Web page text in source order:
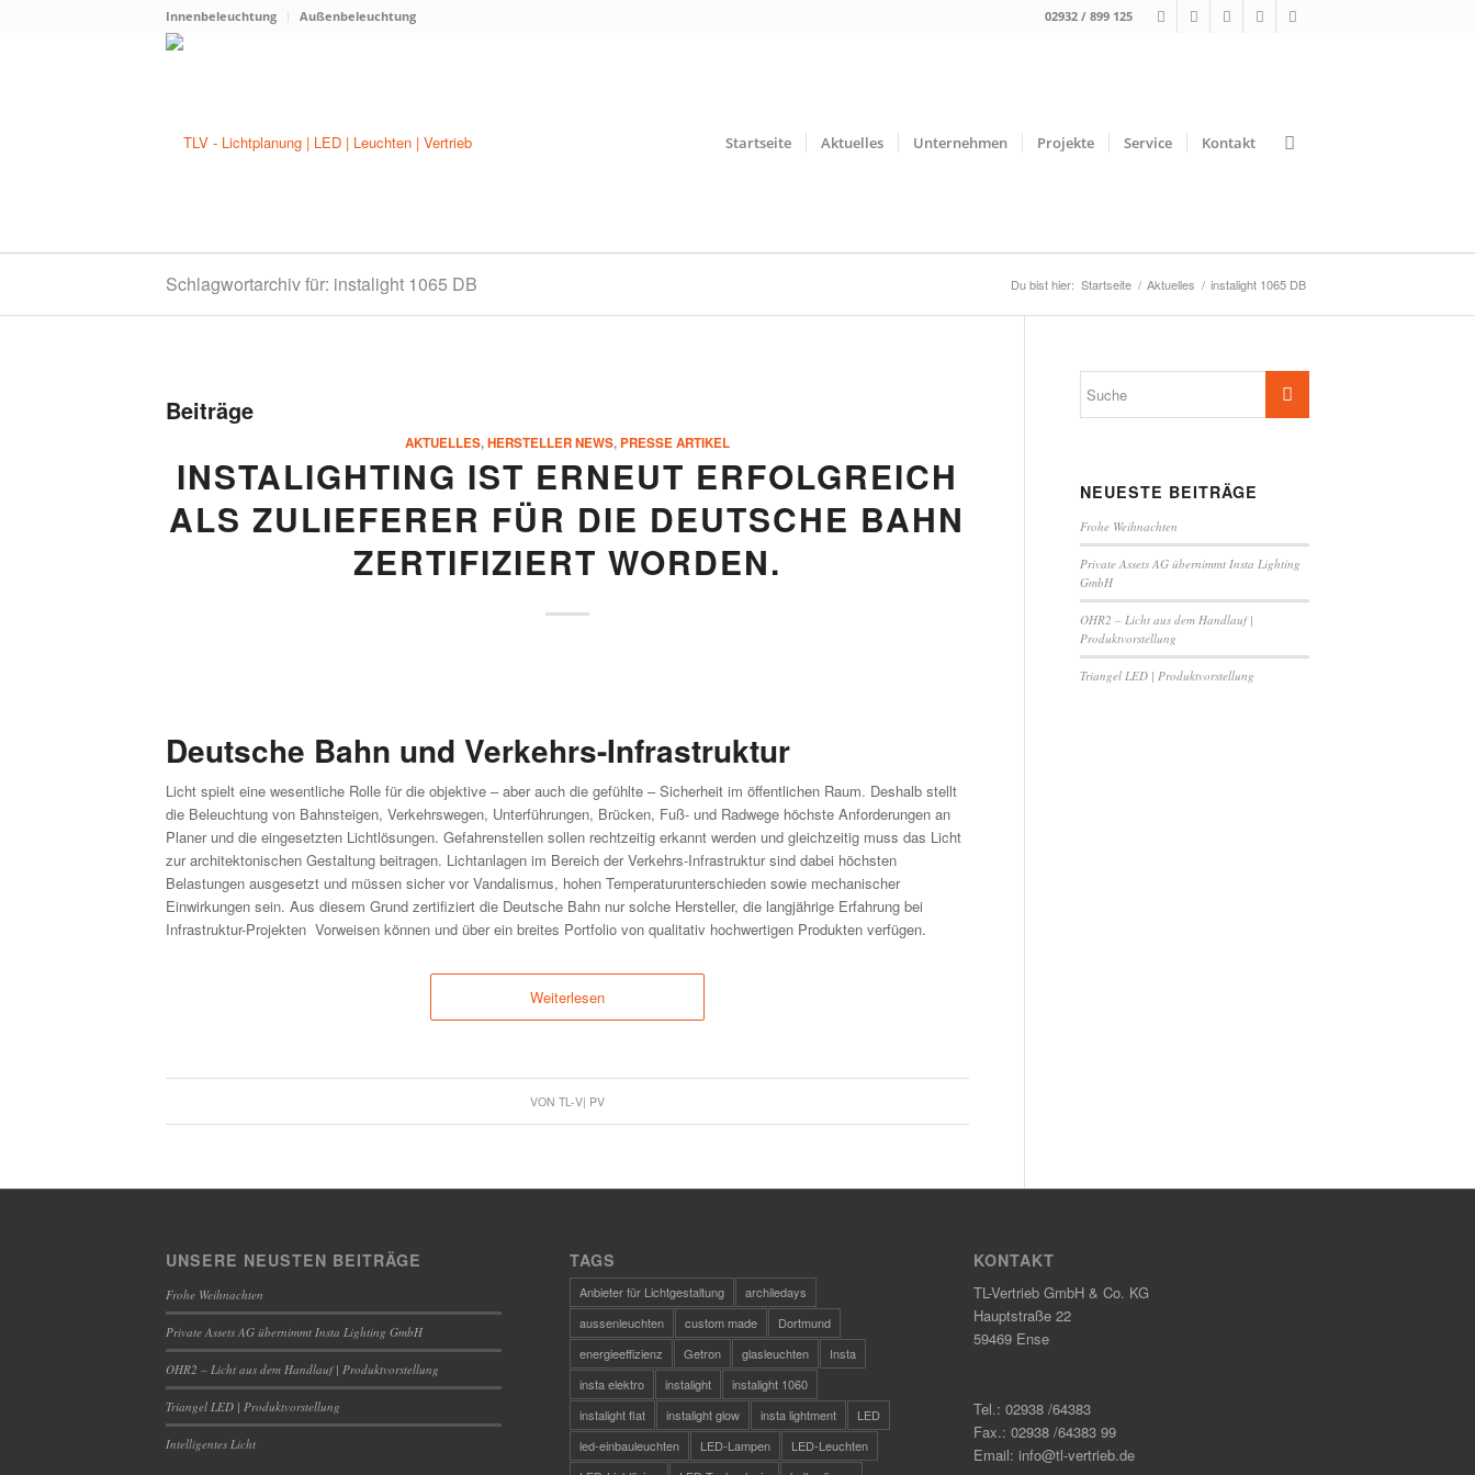
Innenbeleuchtung Außenbeleuchtung 02932 / 899 125
Startseite Aktuelles Unternehmen Projekte Service Kontakt
Schlagwortarchiv für: instalight 1065 DB Du bist hier: Startseite / Aktuelles / instalight 1065 DB
Beiträge
AKTUELLES,HERSTELLER NEWS,PRESSE ARTIKEL
INSTALIGHTING IST ERNEUT ERFOLGREICH
ALS ZULIEFERER FÜR DIE DEUTSCHE BAHN
ZERTIFIZIERT WORDEN.
Deutsche Bahn und Verkehrs-Infrastruktur
Licht spielt eine wesentliche Rolle für die objektive – aber auch die gefühlte – Sicherheit im öffentlichen Raum. Deshalb stellt
die Beleuchtung von Bahnsteigen, Verkehrswegen, Unterführungen, Brücken, Fuß- und Radwege höchste Anforderungen an
Planer und die eingesetzten Lichtlösungen. Gefahrenstellen sollen rechtzeitig erkannt werden und gleichzeitig muss das Licht
zur architektonischen Gestaltung beitragen. Lichtanlagen im Bereich der Verkehrs-Infrastruktur sind dabei höchsten
Belastungen ausgesetzt und müssen sicher vor Vandalismus, hohen Temperaturunterschieden sowie mechanischer
Einwirkungen sein. Aus diesem Grund zertifiziert die Deutsche Bahn nur solche Hersteller, die langjährige Erfahrung bei
Infrastruktur-Projekten Vorweisen können und über ein breites Portfolio von qualitativ hochwertigen Produkten verfügen.
Weiterlesen
VON TL-V| PV
NEUESTE BEITRÄGE
Frohe Weihnachten
Private Assets AG übernimmt Insta Lighting
GmbH
OHR2 – Licht aus dem Handlauf |
Produktvorstellung
Triangel LED | Produktvorstellung
UNSERE NEUSTEN BEITRÄGE
Frohe Weihnachten
Private Assets AG übernimmt Insta Lighting GmbH
OHR2 – Licht aus dem Handlauf | Produktvorstellung
Triangel LED | Produktvorstellung
Intelligentes Licht
TAGS
Anbieter für Lichtgestaltung
archiledays
aussenleuchten
custom made
Dortmund
energieeffizienz
Getron glasleuchten
Insta
insta elektro
instalight
instalight 1060
instalight flat
instalight glow insta lightment
LED
led-einbauleuchten
LED-Lampen
LED-Leuchten
KONTAKT
TL-Vertrieb GmbH & Co. KG
Hauptstraße 22
59469 Ense
Tel.: 02938 /64383
Fax.: 02938 /64383 99
Email: info@tl-vertrieb.de